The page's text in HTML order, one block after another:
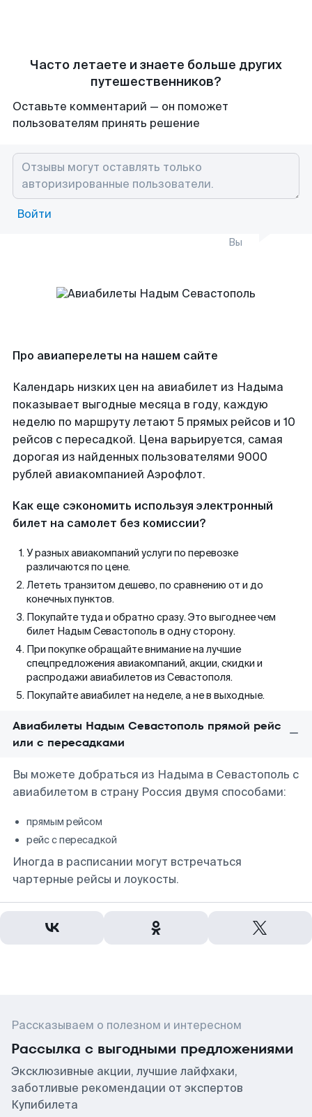
Часто летаете и знаете больше других
путешественников?
Оставьте комментарий — он поможет
пользователям принять решение
Войти
Вы
Про авиаперелеты на нашем сайте
Календарь низких цен на авиабилет из Надыма
показывает выгодные месяца в году, каждую
неделю по маршруту летают 5 прямых рейсов и 10
рейсов с пересадкой. Цена варьируется, самая
дорогая из найденных пользователями 9000
рублей авиакомпанией Аэрофлот.
Как еще сэкономить используя электронный
билет на самолет без комиссии?
У разных авиакомпаний услуги по перевозке
различаются по цене.
Лететь транзитом дешево, по сравнению от и до
конечных пунктов.
Покупайте туда и обратно сразу. Это выгоднее чем
билет Надым Севастополь в одну сторону.
При покупке обращайте внимание на лучшие
спецпредложения авиакомпаний, акции, скидки и
распродажи авиабилетов из Севастополя.
Покупайте авиабилет на неделе, а не в выходные.
Авиабилеты Надым Севастополь прямой рейс
или с пересадками
Вы можете добраться из Надыма в Севастополь с
авиабилетом в страну Россия двумя способами:
прямым рейсом
рейс с пересадкой
Иногда в расписании могут встречаться
чартерные рейсы и лоукосты.
Рассказываем о полезном и интересном
Рассылка с выгодными предложениями
Эксклюзивные акции, лучшие лайфхаки,
заботливые рекомендации от экспертов
Купибилета